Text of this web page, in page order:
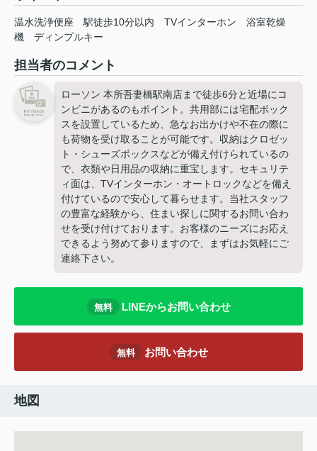
温水洗浄便座 駅徒歩10分以内 TVインターホン
浴室乾燥
機
ディンプルキー
担当者のコメント
ローソン 本所吾妻橋駅南店まで徒歩6分と近場にコ
ンビニがあるのもポイント。共用部には宅配ボック
スを設置しているため、急なお出かけや不在の際に
も荷物を受け取ることが可能です。収納はクロゼッ
ト・シューズボックスなどが備え付けられているの
で、衣類や日用品の収納に重宝します。セキュリテ
ィ面は、TVインターホン・オートロックなどを備え
付けているので安心して暮らせます。当社スタッフ
の豊富な経験から、住まい探しに関するお問い合わ
せを受け付けております。お客様のニーズにお応え
できるよう努めて参りますので、まずはお気軽にご
連絡下さい。
無料 LINEからお問い合わせ
無料 お問い合わせ
地図